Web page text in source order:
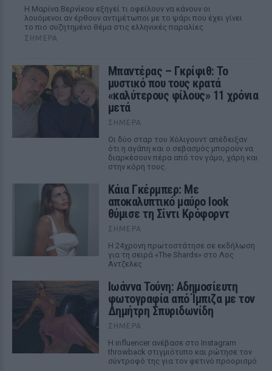
Η Μαρίνα Βερνίκου εξηγεί τι οφείλουν να κάνουν οι
λουόμενοι αν έρθουν αντιμέτωποι με το ψάρι που έχει γίνει
το πιο συζητημένο θέμα στις ελληνικές παραλίες
ΣΉΜΕΡΑ
Μπαντέρας – Γκρίφιθ: Το
μυστικό που τους κρατά
«καλύτερους φίλους» 11 χρόνια
μετά
ΣΉΜΕΡΑ
Οι δύο σταρ του Χόλιγουντ απέδειξαν
ότι η αγάπη και ο σεβασμός μπορούν να
διαρκέσουν πέρα από τον γάμο, χάρη και
στην κόρη τους.
Κάια Γκέρμπερ: Με
αποκαλυπτικό μαύρο look
θύμισε τη Σίντι Κρόφορντ
ΣΉΜΕΡΑ
Η 24χρονη πρωτοστάτησε σε εκδήλωση
για τη σειρά «The Shards» στο Λος
Αντζελες
Ιωάννα Τούνη: Αδημοσίευτη
φωτογραφία από Ίμπιζα με τον
Δημήτρη Σπυριδωνίδη
ΣΉΜΕΡΑ
Η influencer ανέβασε στο Instagram
throwback στιγμιότυπο και ρώτησε τον
σύντροφό της για τον φετινό προορισμό